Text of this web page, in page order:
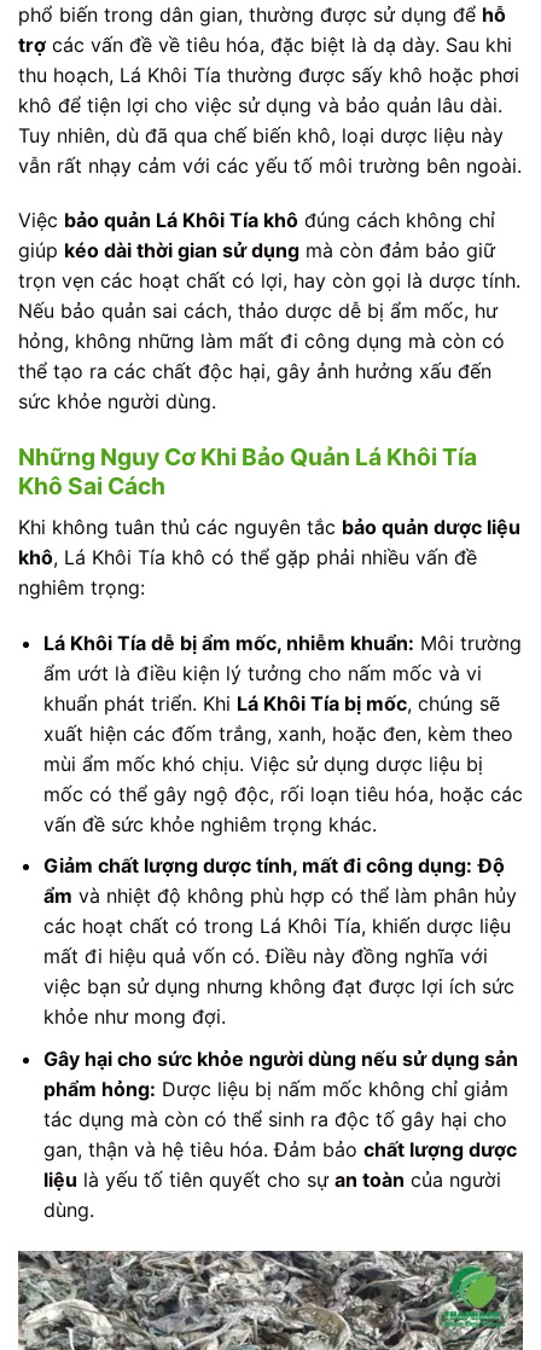
phổ biến trong dân gian, thường được sử dụng để hỗ
trợ các vấn đề về tiêu hóa, đặc biệt là dạ dày. Sau khi
thu hoạch, Lá Khôi Tía thường được sấy khô hoặc phơi
khô để tiện lợi cho việc sử dụng và bảo quản lâu dài.
Tuy nhiên, dù đã qua chế biến khô, loại dược liệu này
vẫn rất nhạy cảm với các yếu tố môi trường bên ngoài.
Việc bảo quản Lá Khôi Tía khô đúng cách không chỉ
giúp kéo dài thời gian sử dụng mà còn đảm bảo giữ
trọn vẹn các hoạt chất có lợi, hay còn gọi là dược tính.
Nếu bảo quản sai cách, thảo dược dễ bị ẩm mốc, hư
hỏng, không những làm mất đi công dụng mà còn có
thể tạo ra các chất độc hại, gây ảnh hưởng xấu đến
sức khỏe người dùng.
Những Nguy Cơ Khi Bảo Quản Lá Khôi Tía
Khô Sai Cách
Khi không tuân thủ các nguyên tắc bảo quản dược liệu
khô, Lá Khôi Tía khô có thể gặp phải nhiều vấn đề
nghiêm trọng:
Lá Khôi Tía dễ bị ẩm mốc, nhiễm khuẩn: Môi trường
ẩm ướt là điều kiện lý tưởng cho nấm mốc và vi
khuẩn phát triển. Khi Lá Khôi Tía bị mốc, chúng sẽ
xuất hiện các đốm trắng, xanh, hoặc đen, kèm theo
mùi ẩm mốc khó chịu. Việc sử dụng dược liệu bị
mốc có thể gây ngộ độc, rối loạn tiêu hóa, hoặc các
vấn đề sức khỏe nghiêm trọng khác.
Giảm chất lượng dược tính, mất đi công dụng: Độ
ẩm và nhiệt độ không phù hợp có thể làm phân hủy
các hoạt chất có trong Lá Khôi Tía, khiến dược liệu
mất đi hiệu quả vốn có. Điều này đồng nghĩa với
việc bạn sử dụng nhưng không đạt được lợi ích sức
khỏe như mong đợi.
Gây hại cho sức khỏe người dùng nếu sử dụng sản
phẩm hỏng: Dược liệu bị nấm mốc không chỉ giảm
tác dụng mà còn có thể sinh ra độc tố gây hại cho
gan, thận và hệ tiêu hóa. Đảm bảo chất lượng dược
liệu là yếu tố tiên quyết cho sự an toàn của người
dùng.